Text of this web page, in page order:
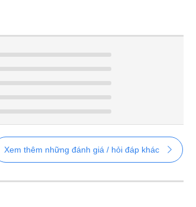
Xem thêm những đánh giá / hỏi đáp khác